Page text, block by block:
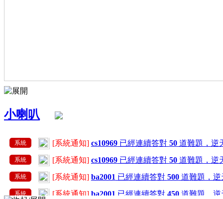
小喇叭
系統 [系統通知] cs10969已經連續答對 50道難題，逆
系統 [系統通知] cs10969已經連續答對 50道難題，逆
系統 [系統通知] ba2001 已經連續答對 500道難題，逆
系統 [系統通知] ba2001 已經連續答對 450道難題，逆